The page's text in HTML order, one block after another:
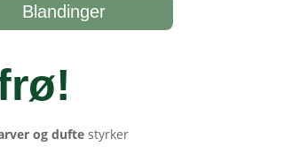
Blandinger
!
og duftestyrker